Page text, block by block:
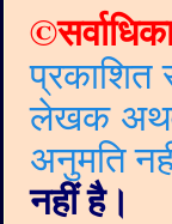
©
प्रकाशित
लेखक
अनुमति
नहीं है।